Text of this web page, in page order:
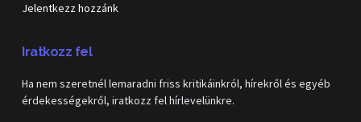
Jelentkezz hozzánk
Iratkozz fel
Ha nem szeretnél lemaradni friss kritikáinkról, hírekről és egyéb
érdekességekről, iratkozz fel hírlevelünkre.